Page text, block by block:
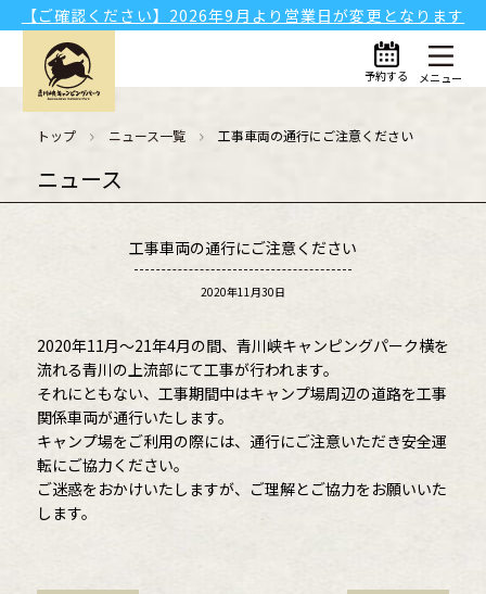
【ご確認ください】2026年9月より営業日が変更となります
予約する メニュー
トップ ニュース一覧 工事車両の通行にご注意ください
ニュース
工事車両の通行にご注意ください
2020年11月30日
2020年11月～21年4月の間、青川峡キャンピングパーク横を
流れる青川の上流部にて工事が行われます。
それにともない、工事期間中はキャンプ場周辺の道路を工事
関係車両が通行いたします。
キャンプ場をご利用の際には、通行にご注意いただき安全運
転にご協力ください。
ご迷惑をおかけいたしますが、ご理解とご協力をお願いいた
します。